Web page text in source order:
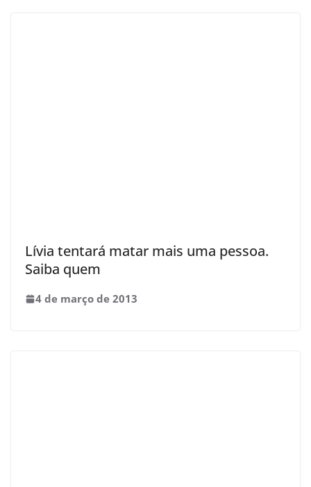
Lívia tentará matar mais uma pessoa.
Saiba quem
4 de março de 2013